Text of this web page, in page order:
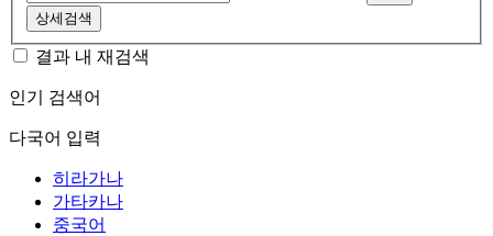
상세검색
결과 내 재검색
인기 검색어
다국어 입력
히라가나
가타카나
중국어